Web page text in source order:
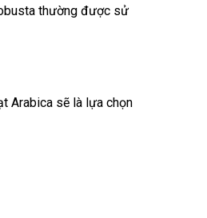
thường được sử
Arabica sẽ là lựa chọn